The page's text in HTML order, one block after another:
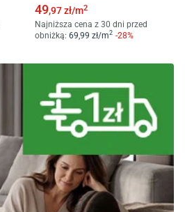
49,97zł/m2
Najniższa cena z 30 dni przed
obniżką: 69 ,99 zł/m2 -28%